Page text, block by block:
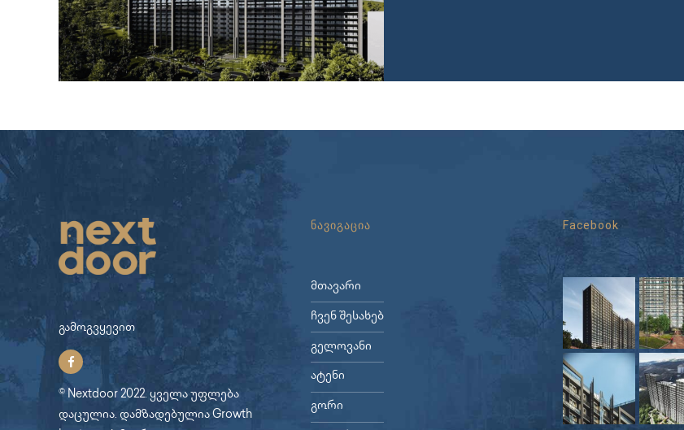
გამოგვყევით
© Nextdoor 2022. ყველა უფლება
დაცულია. დამზადებულია Growth
ნავიგაცია
მთავარი
ჩვენ შესახებ
გელოვანი
ატენი
გორი
Facebook